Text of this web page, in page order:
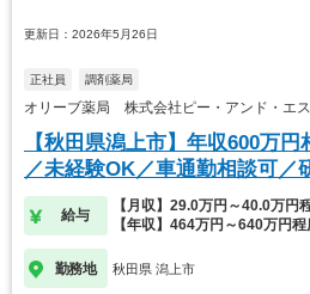
更新日：2026年5月26日
正社員 調剤薬局
オリーブ薬局 株式会社ピー・アンド・エ
【秋田県潟上市】年収600万
／未経験OK／車通勤相談可
給与
【月収】29.0万円～40.0万円
【年収】464万円～640万円程
勤務地 秋田県 潟上市